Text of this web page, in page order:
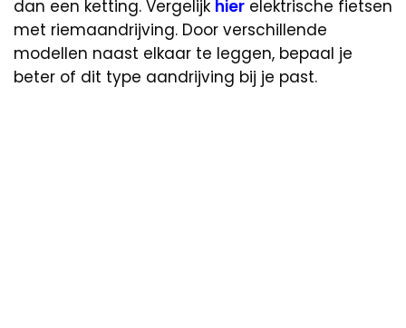
dan een ketting. Vergelijk hier elektrische fietsen
met riemaandrijving. Door verschillende
modellen naast elkaar te leggen, bepaal je
beter of dit type aandrijving bij je past.